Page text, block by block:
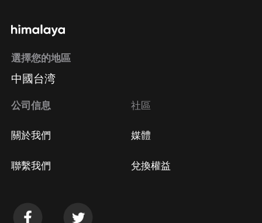
選擇您的地區
中國台湾
公司信息
關於我們
聯繫我們
社區
媒體
兌換權益